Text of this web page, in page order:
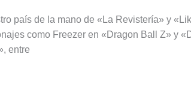
país de la mano de «La Revistería» y
como Freezer en «Dragon Ball Z» y
entre